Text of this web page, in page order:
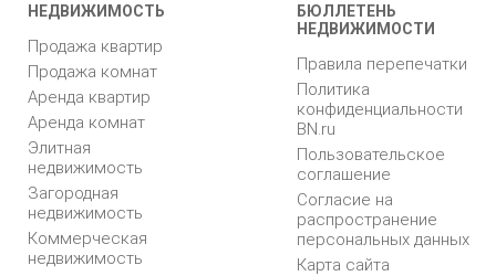
НЕДВИЖИМОСТЬ
Продажа квартир
Продажа комнат
Аренда квартир
Аренда комнат
Элитная
недвижимость
Загородная
недвижимость
Коммерческая
недвижимость
БЮЛЛЕТЕНЬ
НЕДВИЖИМОСТИ
Правила перепечатки
Политика
конфиденциальности
BN.ru
Пользовательское
соглашение
Согласие на
распространение
персональных данных
Карта сайта